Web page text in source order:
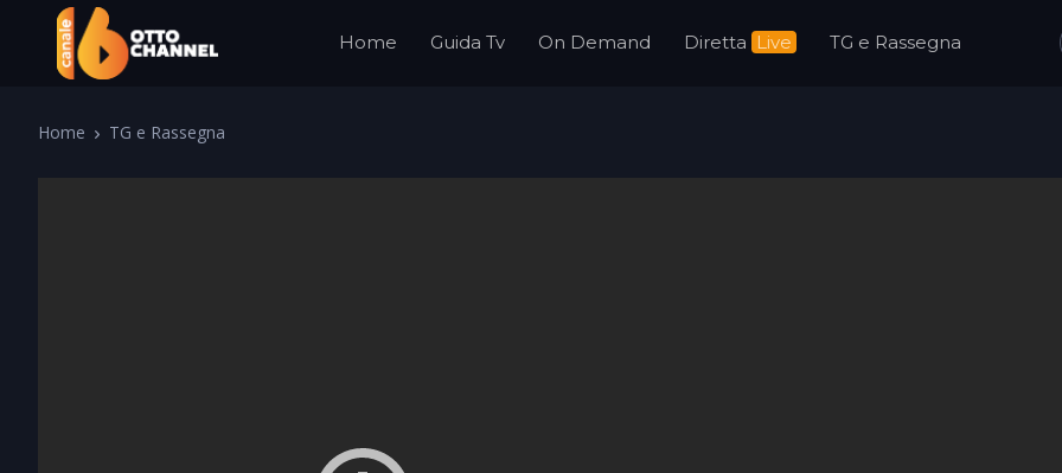
Home Guida Tv On Demand Diretta Live TG e Rassegna
Home TG e Rassegna